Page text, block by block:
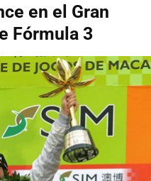
en el Gran
Fórmula 3